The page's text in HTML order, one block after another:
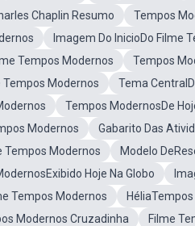
Chaplin Resumo
Tempos
Imagem Do InicioDo Filme
Tempos Modernos
Tempos
Tempos Modernos
Tema
Tempos ModernosDe
Modernos
Gabarito Das
Tempos Modernos
Modelo
Hoje Na Globo
Tempos Modernos
Modernos Cruzadinha
Filme